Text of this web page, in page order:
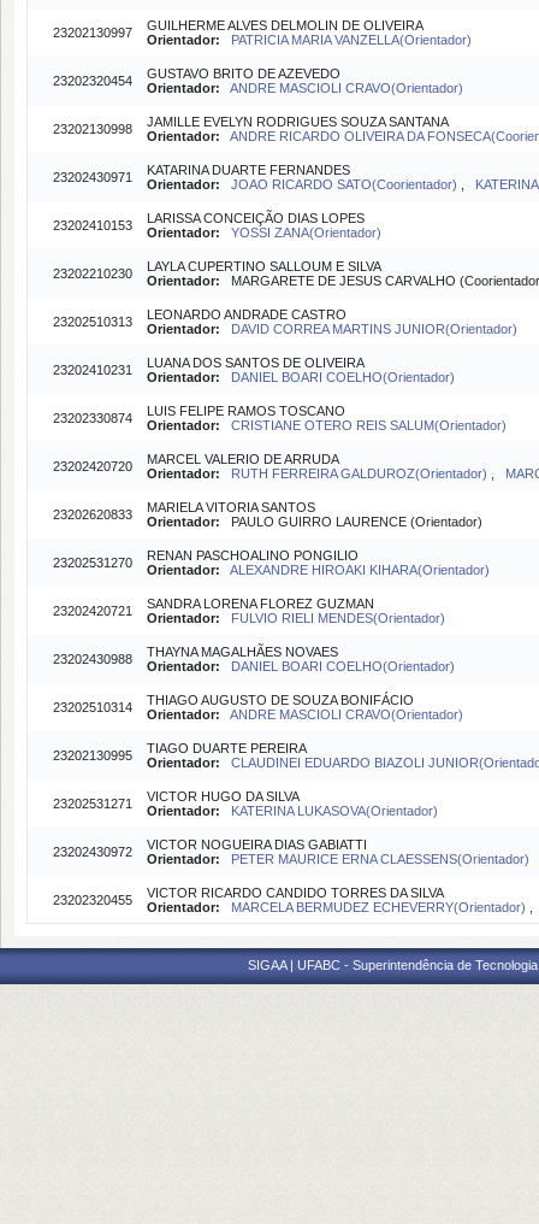
23202130997
GUILHERME ALVES DELMOLIN DE OLIVEIRA
Orientador:
PATRICIA MARIA VANZELLA(Orientador)
23202320454
GUSTAVO BRITO DE AZEVEDO
Orientador:
ANDRE MASCIOLI CRAVO(Orientador)
23202130998
JAMILLE EVELYN RODRIGUES SOUZA SANTANA
Orientador:
ANDRE RICARDO OLIVEIRA DA
23202430971
KATARINA DUARTE FERNANDES
Orientador:
JOAO RICARDO SATO(Coorientador)
23202410153
LARISSA CONCEIÇÃO DIAS LOPES
Orientador:
YOSSI ZANA(Orientador)
23202210230
LAYLA CUPERTINO SALLOUM E SILVA
Orientador: MARGARETE DE JESUS CARVALHO
23202510313
LEONARDO ANDRADE CASTRO
Orientador:
DAVID CORREA MARTINS JUNIOR(Orientador)
23202410231
LUANA DOS SANTOS DE OLIVEIRA
Orientador:
DANIEL BOARI COELHO(Orientador)
23202330874
LUIS FELIPE RAMOS TOSCANO
Orientador:
CRISTIANE OTERO REIS SALUM(Orientador)
23202420720
MARCEL VALERIO DE ARRUDA
Orientador:
RUTH FERREIRA GALDUROZ(Orientador)
23202620833
MARIELA VITORIA SANTOS
Orientador: PAULO GUIRRO LAURENCE (Orientador)
23202531270
RENAN PASCHOALINO PONGILIO
Orientador:
ALEXANDRE HIROAKI KIHARA(Orientador)
23202420721
SANDRA LORENA FLOREZ GUZMAN
Orientador:
FULVIO RIELI MENDES(Orientador)
23202430988
THAYNA MAGALHÃES NOVAES
Orientador:
DANIEL BOARI COELHO(Orientador)
23202510314
THIAGO AUGUSTO DE SOUZA BONIFÁCIO
Orientador:
ANDRE MASCIOLI CRAVO(Orientador)
23202130995
TIAGO DUARTE PEREIRA
Orientador:
CLAUDINEI EDUARDO BIAZOLI
23202531271
VICTOR HUGO DA SILVA
Orientador:
KATERINA LUKASOVA(Orientador)
23202430972
VICTOR NOGUEIRA DIAS GABIATTI
Orientador:
PETER MAURICE ERNA CLAESSENS(Orientador)
23202320455
VICTOR RICARDO CANDIDO TORRES DA SILVA
Orientador:
MARCELA BERMUDEZ ECHEVERRY(Orientador)
SIGAA | UFABC - Superintendência de